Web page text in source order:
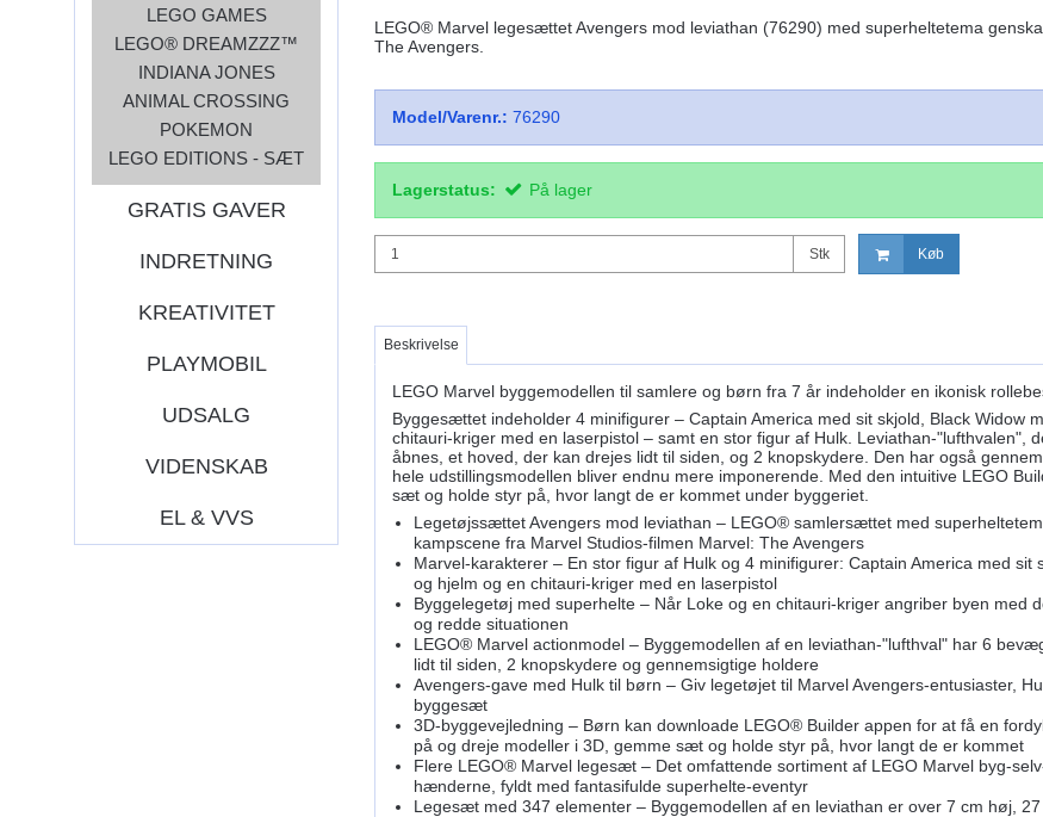
LEGO GAMES
LEGO® DREAMZZZ™
INDIANA JONES
ANIMAL CROSSING
POKEMON
LEGO EDITIONS - SÆT
GRATIS GAVER
INDRETNING
KREATIVITET
PLAYMOBIL
UDSALG
VIDENSKAB
EL & VVS
LEGO® Marvel legesættet Avengers mod leviathan (76290) med superheltetema
The Avengers.
Model/Varenr.: 76290
Lagerstatus: På lager
Stk Køb
Beskrivelse
LEGO Marvel byggemodellen til samlere og børn fra 7 år indeholder en ikonisk
Byggesættet indeholder 4 minifigurer – Captain America med sit skjold, Black Widow
chitauri-kriger med en laserpistol – samt en stor figur af Hulk. Leviathan-"lufthvalen",
åbnes, et hoved, der kan drejes lidt til siden, og 2 knopskydere. Den har også
hele udstillingsmodellen bliver endnu mere imponerende. Med den intuitive LEGO
sæt og holde styr på, hvor langt de er kommet under byggeriet.
Legetøjssættet Avengers mod leviathan – LEGO® samlersættet med
kampscene fra Marvel Studios-filmen Marvel: The Avengers
Marvel-karakterer – En stor figur af Hulk og 4 minifigurer: Captain America med
og hjelm og en chitauri-kriger med en laserpistol
Byggelegetøj med superhelte – Når Loke og en chitauri-kriger angriber byen med
og redde situationen
LEGO® Marvel actionmodel – Byggemodellen af en leviathan-"lufthval" har 6
lidt til siden, 2 knopskydere og gennemsigtige holdere
Avengers-gave med Hulk til børn – Giv legetøjet til Marvel Avengers-entusiaster,
byggesæt
3D-byggevejledning – Børn kan downloade LEGO® Builder appen for at få en
på og dreje modeller i 3D, gemme sæt og holde styr på, hvor langt de er kommet
Flere LEGO® Marvel legesæt – Det omfattende sortiment af LEGO Marvel byg-
hænderne, fyldt med fantasifulde superhelte-eventyr
Legesæt med 347 elementer – Byggemodellen af en leviathan er over 7 cm høj,